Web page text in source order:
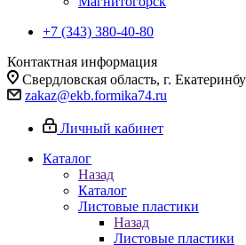
+7 (343) 380-40-80
Контактная информация
Свердловская область, г.
zakaz@ekb.formika74.ru
Личный кабинет
Каталог
Назад
Каталог
Листовые пластики
Назад
Листовые пластики